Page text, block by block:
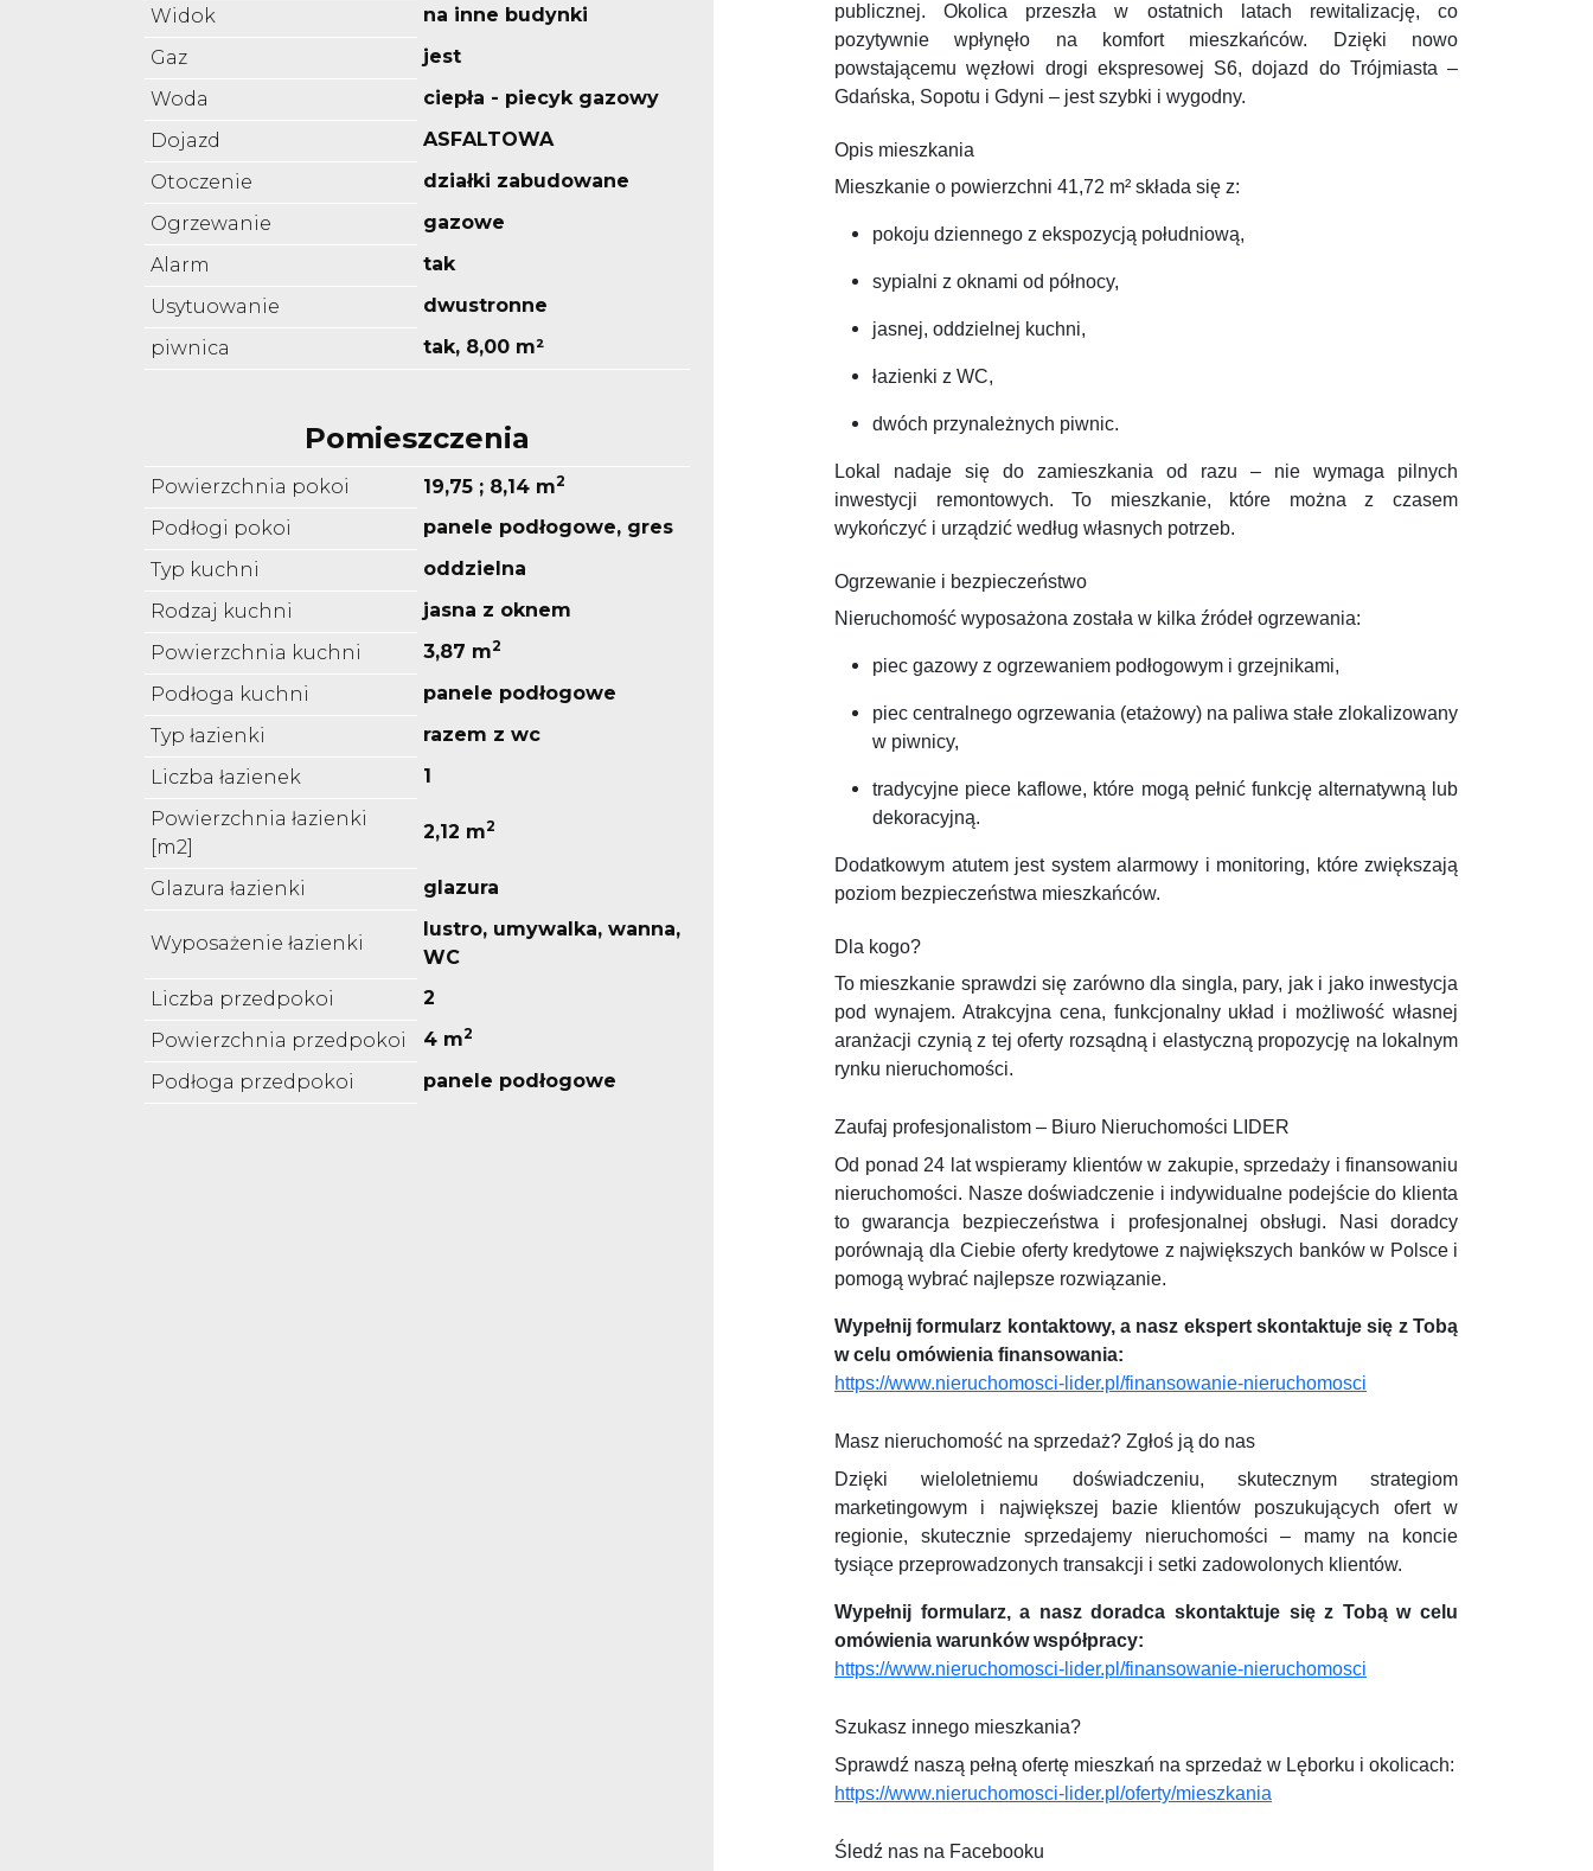
Widok
na inne budynki
Gaz
jest
Woda
ciepła - piecyk gazowy
Dojazd
ASFALTOWA
Otoczenie
działki zabudowane
Ogrzewanie
gazowe
Alarm
tak
Usytuowanie
dwustronne
piwnica
tak, 8,00 m²
Pomieszczenia
Powierzchnia pokoi 19,75 ; 8,14 m2
Podłogi pokoi
panele podłogowe, gres
Typ kuchni
oddzielna
Rodzaj kuchni
jasna z oknem
Powierzchnia kuchni
3,87 m2
Podłoga kuchni
panele podłogowe
Typ łazienki
razem z wc
Liczba łazienek
1
Powierzchnia łazienki
[m2]
2,12 m2
Glazura łazienki glazura
Wyposażenie łazienki
lustro, umywalka, wanna,
WC
Liczba przedpokoi
2
Powierzchnia przedpokoi
4 m2
Podłoga przedpokoi panele podłogowe
publicznej. Okolica przeszła w ostatnich latach rewitalizację, co
pozytywnie wpłynęło na komfort mieszkańców. Dzięki nowo
powstającemu węzłowi drogi ekspresowej S6, dojazd do Trójmiasta –
Gdańska, Sopotu i Gdyni – jest szybki i wygodny.
Opis mieszkania
Mieszkanie o powierzchni 41,72 m² składa się z:
pokoju dziennego z ekspozycją południową,
sypialni z oknami od północy,
jasnej, oddzielnej kuchni,
łazienki z WC,
dwóch przynależnych piwnic.
Lokal nadaje się do zamieszkania od razu – nie wymaga pilnych
inwestycji remontowych. To mieszkanie, które można z czasem
wykończyć i urządzić według własnych potrzeb.
Ogrzewanie i bezpieczeństwo
Nieruchomość wyposażona została w kilka źródeł ogrzewania:
piec gazowy z ogrzewaniem podłogowym i grzejnikami,
piec centralnego ogrzewania (etażowy) na paliwa stałe zlokalizowany
w piwnicy,
tradycyjne piece kaflowe, które mogą pełnić funkcję alternatywną lub
dekoracyjną.
Dodatkowym atutem jest system alarmowy i monitoring, które zwiększają
poziom bezpieczeństwa mieszkańców.
Dla kogo?
To mieszkanie sprawdzi się zarówno dla singla, pary, jak i jako inwestycja
pod wynajem. Atrakcyjna cena, funkcjonalny układ i możliwość własnej
aranżacji czynią z tej oferty rozsądną i elastyczną propozycję na lokalnym
rynku nieruchomości.
Zaufaj profesjonalistom – Biuro Nieruchomości LIDER
Od ponad 24 lat wspieramy klientów w zakupie, sprzedaży i finansowaniu
nieruchomości. Nasze doświadczenie i indywidualne podejście do klienta
to gwarancja bezpieczeństwa i profesjonalnej obsługi. Nasi doradcy
porównają dla Ciebie oferty kredytowe z największych banków w Polsce i
pomogą wybrać najlepsze rozwiązanie.
Wypełnij formularz kontaktowy, a nasz ekspert skontaktuje się z Tobą
w celu omówienia finansowania:
https://www.nieruchomosci-lider.pl/finansowanie-nieruchomosci
Masz nieruchomość na sprzedaż? Zgłoś ją do nas
Dzięki wieloletniemu doświadczeniu, skutecznym strategiom
marketingowym i największej bazie klientów poszukujących ofert w
regionie, skutecznie sprzedajemy nieruchomości – mamy na koncie
tysiące przeprowadzonych transakcji i setki zadowolonych klientów.
Wypełnij formularz, a nasz doradca skontaktuje się z Tobą w celu
omówienia warunków współpracy:
https://www.nieruchomosci-lider.pl/finansowanie-nieruchomosci
Szukasz innego mieszkania?
Sprawdź naszą pełną ofertę mieszkań na sprzedaż w Lęborku i okolicach:
https://www.nieruchomosci-lider.pl/oferty/mieszkania
Śledź nas na Facebooku